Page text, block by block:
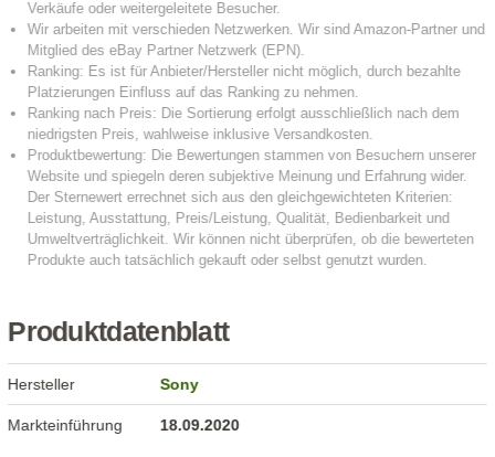
Produktdatenblatt
Hersteller Sony
Markteinführung 18.09.2020